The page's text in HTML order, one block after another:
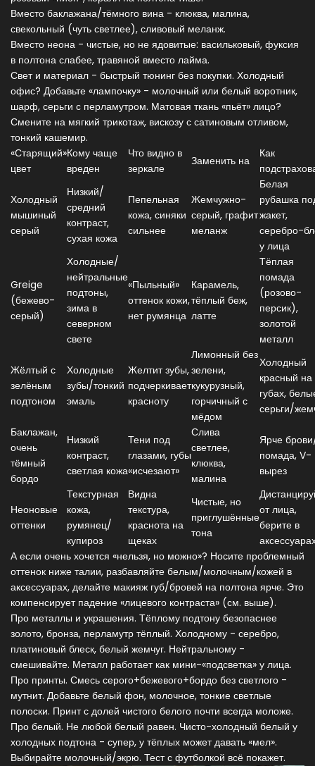
Вместо баклажана/тёмного вина - клюква, малина,
свекольный (чуть светлее), сливовый меланж.
Вместо неона - чистые, но не ядовитые: васильковый, фуксия
в полтона слабее, травяной вместо лайма.
Свет и материал - быстрый тюнинг без покупки. Холодный
офис? Добавьте «лампочку» - молочный или белый воротник,
шарф, серьги с перламутром. Матовая ткань «пьёт» лицо?
Смените на мягкий трикотаж, вискозу с сатиновым отливом,
тонкий кашемир.
«Старящий»
цвет
Кому чаще
вреден
Что видно в
зеркале
Заменить на
Как
Холодный
мышиный
серый
Низкий/
средний
контраст,
сухая кожа
Пепельная
кожа, синяки
сильнее
Жемчужно-
серый, графит
меланж
Белая
рубашка
жакет,
серебро-
у лица
Greige
(бежево-
серый)
Холодные/
нейтральные
подтоны,
зима в
северном
свете
«Пыльный»
оттенок кожи,
нет румянца
Карамель,
тёплый беж,
латте
Тёплая
помада
(розово-
персик),
золотой
металл
Жёлтый с
зелёным
подтоном
Холодные
зубы/тонкий
эмаль
Желтит зубы,
подчеркивает
красноту
Лимонный без
зелени,
кукурузный,
горчичный с
мёдом
Холодный
красный на
губах,
серьги/
Баклажан,
очень
тёмный
бордо
Низкий
контраст,
светлая кожа
Тени под
глазами, губы
«исчезают»
Слива
светлее,
клюква,
малина
Ярче
помада, V-
вырез
Неоновые
оттенки
Текстурная
кожа,
румянец/
купироз
Видна
текстура,
краснота на
щеках
Чистые, но
приглушённые
тона
от лица,
берите в
А если очень хочется «нельзя, но можно»? Носите проблемный
оттенок ниже талии, разбавляйте белым/молочным/кожей в
аксессуарах, делайте макияж губ/бровей на полтона ярче. Это
компенсирует падение «лицевого контраста» (см. выше).
Про металлы и украшения. Тёплому подтону безопаснее
золото, бронза, перламутр тёплый. Холодному - серебро,
платиновый блеск, белый жемчуг. Нейтральному -
смешивайте. Металл работает как мини-«подсветка» у лица.
Про принты. Смесь серого+бежевого+бордо без светлого -
мутнит. Добавьте белый фон, молочное, тонкие светлые
полоски. Принт с долей чистого белого почти всегда моложе.
Про белый. Не любой белый равен. Чисто-холодный белый у
холодных подтона - супер, у тёплых может давать «мел».
Выбирайте молочный/экрю. Тест с футболкой всё покажет.